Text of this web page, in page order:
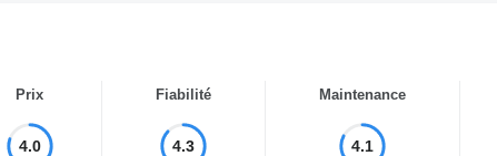
4.0
Prix
4.3
Fiabilité
4.1
Maintenance